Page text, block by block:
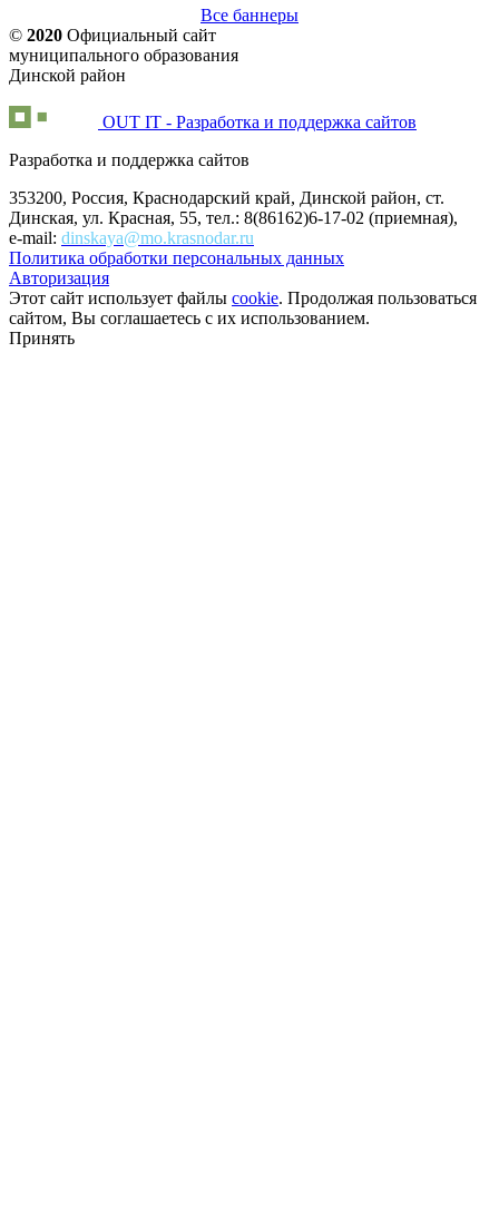
Все баннеры
© 2020 Официальный сайт
муниципального образования
Динской район
OUT IT - Разработка и поддержка сайтов
Разработка и поддержка сайтов
353200, Россия, Краснодарский край, Динской район, ст.
Динская, ул. Красная, 55, тел.: 8(86162)6-17-02 (приемная),
e-mail: dinskaya@mo.krasnodar.ru
Политика обработки персональных данных
Авторизация
Этот сайт использует файлы cookie. Продолжая пользоваться
сайтом, Вы соглашаетесь с их использованием.
Принять